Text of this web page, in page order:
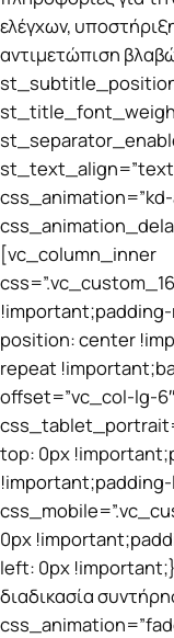
ελέγχων,
αντιμετώπιση
[vc_column_inner
position: center
repeat
offset=”vc_col-lg-6″
top: 0px
0px
left: 0px
διαδικασία